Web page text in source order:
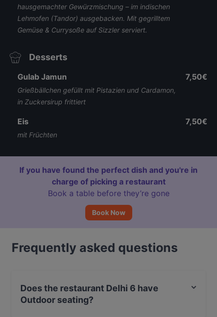
hausgemachter Gewürzmischung – im indischen
Lehmofen (Tandor) ausgebacken. Mit gegrilltem
Gemüse & Currysoße auf Sizzler serviert.
Desserts
Gulab Jamun
Grießbällchen gefüllt mit Pistazien und Cardamon,
in Zuckersirup frittiert
7,50€
Eis
mit Früchten
7,50€
If you have found the perfect dish and you're in
charge of picking a restaurant
Book a table before they’re gone
Book Now
Frequently asked questions
Does the restaurant Delhi 6 have
Outdoor seating?